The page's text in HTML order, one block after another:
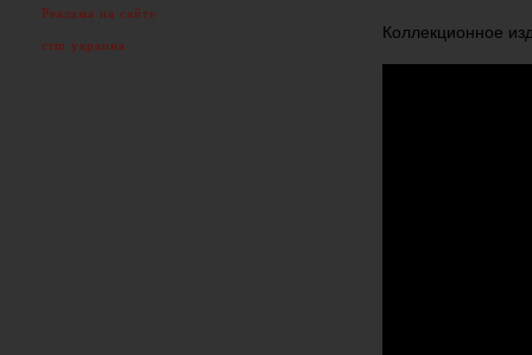
Коллекционное
Реклама на сайте
crm украина